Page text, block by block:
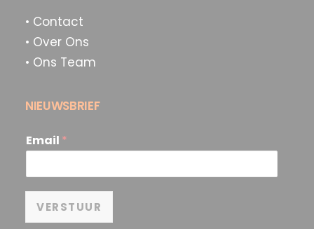
• Contact
• Over Ons
• Ons Team
NIEUWSBRIEF
Email *
VERSTUUR